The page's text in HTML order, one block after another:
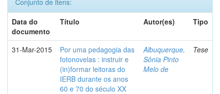
Conjunto de itens:
Data do
documento
Título Autor(es) Tipo
31-Mar-2015
Por uma pedagogia das
fotonovelas : instruir e
(in)formar leitoras do
IERB durante os anos
60 e 70 do século XX
Albuquerque,
Sônia Pinto
Melo de
Tese